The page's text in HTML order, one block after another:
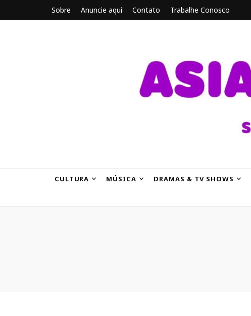
Sobre Anuncie aqui Contato Trabalhe Conosco
CULTURA MÚSICA DRAMAS & TV SHOWS